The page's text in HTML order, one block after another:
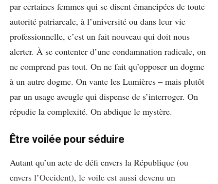
par certaines femmes qui se disent émancipées de toute
autorité patriarcale, à l’université ou dans leur vie
professionnelle, c’est un fait nouveau qui doit nous
alerter. À se contenter d’une condamnation radicale, on
ne comprend pas tout. On ne fait qu’opposer un dogme
à un autre dogme. On vante les Lumières – mais plutôt
par un usage aveugle qui dispense de s’interroger. On
répudie la complexité. On abdique le mystère.
Être voilée pour séduire
Autant qu’un acte de défi envers la République (ou
envers l’Occident), le voile est aussi devenu un